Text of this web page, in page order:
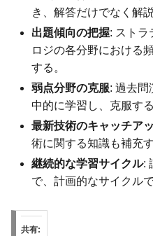
き、解答だけでなく解
出題傾向の把握: ストラ
ロジの各分野における
する。
弱点分野の克服: 過去問
中的に学習し、克服する
最新技術のキャッチア
術に関する知識も補充す
継続的な学習サイクル:
で、計画的なサイクル
共有: